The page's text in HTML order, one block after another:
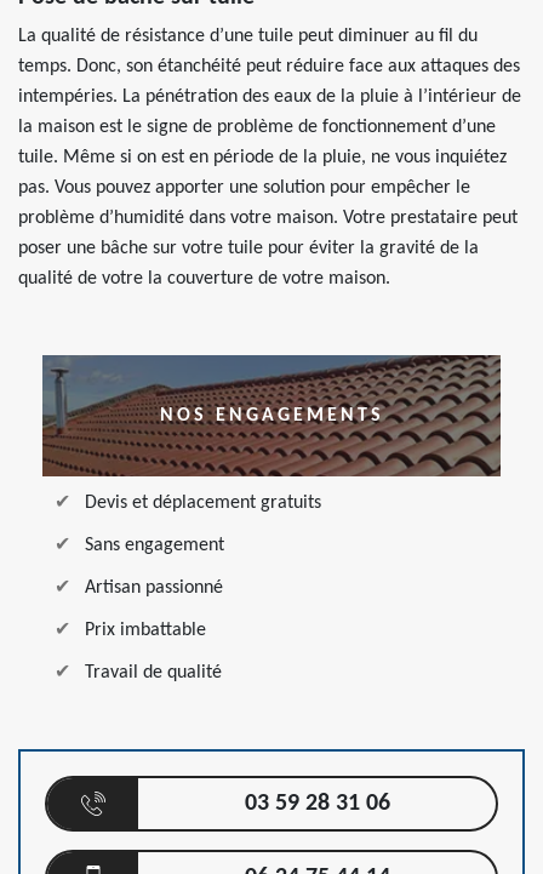
La qualité de résistance d’une tuile peut diminuer au fil du
temps. Donc, son étanchéité peut réduire face aux attaques des
intempéries. La pénétration des eaux de la pluie à l’intérieur de
la maison est le signe de problème de fonctionnement d’une
tuile. Même si on est en période de la pluie, ne vous inquiétez
pas. Vous pouvez apporter une solution pour empêcher le
problème d’humidité dans votre maison. Votre prestataire peut
poser une bâche sur votre tuile pour éviter la gravité de la
qualité de votre la couverture de votre maison.
NOS ENGAGEMENTS
Devis et déplacement gratuits
Sans engagement
Artisan passionné
Prix imbattable
Travail de qualité
03 59 28 31 06